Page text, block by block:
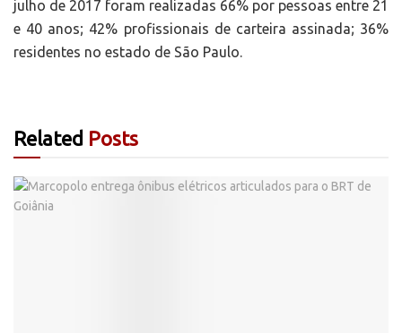
julho de 2017 foram realizadas 66% por pessoas entre 21
e 40 anos; 42% profissionais de carteira assinada; 36%
residentes no estado de São Paulo.
Related Posts